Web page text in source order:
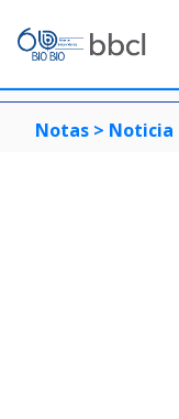
Notas > Noticia